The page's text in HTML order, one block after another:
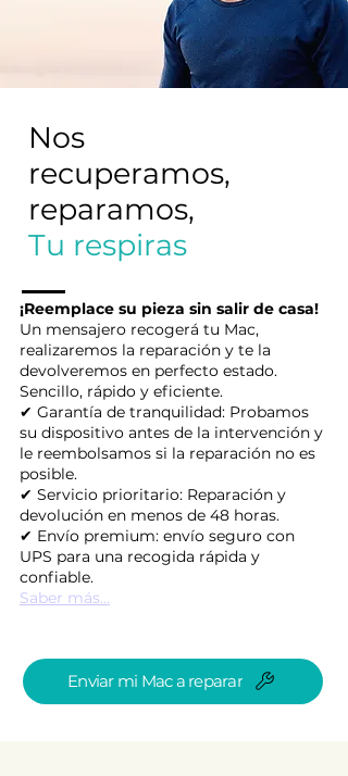
Nos
recuperamos,
reparamos,
Tu respiras
¡Reemplace su pieza sin salir de casa!
Un mensajero recogerá tu Mac,
realizaremos la reparación y te la
devolveremos en perfecto estado.
Sencillo, rápido y eficiente.
✔ Garantía de tranquilidad: Probamos
su dispositivo antes de la intervención y
le reembolsamos si la reparación no es
posible.
✔ Servicio prioritario: Reparación y
devolución en menos de 48 horas.
✔ Envío premium: envío seguro con
UPS para una recogida rápida y
confiable.
Saber más...
Enviar mi Mac a reparar